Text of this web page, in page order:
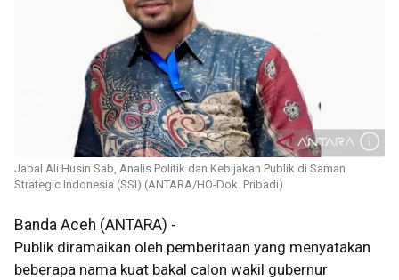
Jabal Ali Husin Sab, Analis Politik dan Kebijakan Publik di Saman
Strategic Indonesia (SSI) (ANTARA/HO-Dok. Pribadi)
Banda Aceh (ANTARA) -
Publik diramaikan oleh pemberitaan yang menyatakan
beberapa nama kuat bakal calon wakil gubernur